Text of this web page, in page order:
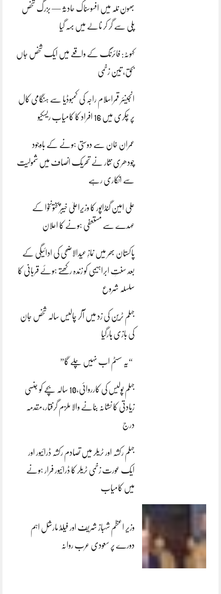
بھون نلہ میں افسوسناک حادثہ — بزرگ شخص
پلی سے گر کر نالے میں بہہ گیا
کہوٹہ: فائرنگ کے واقعے میں ایک شخص جاں
بحق، تین زخمی
انجینئر قمراسلام راجہ کی کمبوڈیا سے ہنگامی کال
پر چکری میں 16 افراد کا کامیاب ریسکیو
عمران خان سے دوستی ہونے کے باوجود
چودھری نثار نے تحریک انصاف میں شمولیت
سے انکاری رہے
علی امین گنڈاپور کا وزیراعلیٰ خیبرپختونخوا کے
عہدے سے مستعفی ہونے کا اعلان
پاکستان بھر میں نمازِ عیدالاضحی کی ادائیگی کے
بعد سنتِ ابراہیمی کو زندہ رکھتے ہوئے قربانی کا
سلسلہ شروع
جہلم ٹرین کی زد میں آکر چالیس سالہ شخص جان
کی بازی ہارگیا
“یہ سسٹم اب نہیں چلے گا”
جہلم پولیس کی کارروائی،10 سالہ بچے کو جنسی
زیادتی کا نشانہ بنانے والا ملزم گرفتار،مقدمہ
درج
جہلم رکشہ اور ٹریلر میں تصادم رکشہ ڈرائیور اور
ایک عورت زخمی ٹریلر کا ڈرائیور فرار ہونے
میں کامیاب
وزیر اعظم شہباز شریف اور فیلڈ مارشل اہم
دورے پر سعودی عرب روانہ